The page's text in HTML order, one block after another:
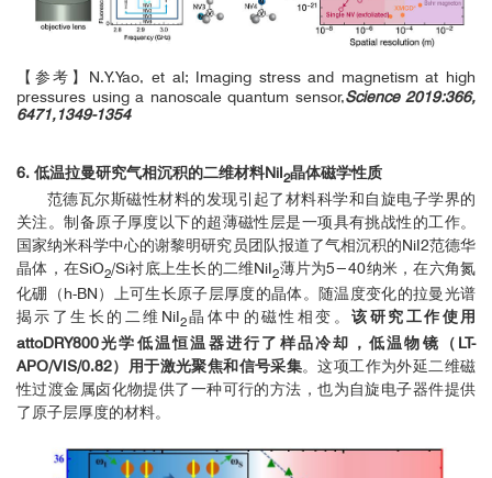
【参考】N.Y.Yao, et al; Imaging stress and magnetism at high
pressures using a nanoscale quantum sensor,Science 2019:366,
6471,1349-1354
6. 低温拉曼研究气相沉积的二维材料NiI2晶体磁学性质
范德瓦尔斯磁性材料的发现引起了材料科学和自旋电子学界的
关注。制备原子厚度以下的超薄磁性层是一项具有挑战性的工作。
国家纳米科学中心的谢黎明研究员团队报道了气相沉积的NiI2范德华
晶体，在SiO2/Si衬底上生长的二维NiI2薄片为5−40纳米，在六角氮
化硼（h-BN）上可生长原子层厚度的晶体。随温度变化的拉曼光谱
揭示了生长的二维NiI2晶体中的磁性相变。该研究工作使用
attoDRY800光学低温恒温器进行了样品冷却，低温物镜（LT-
APO/VIS/0.82）用于激光聚焦和信号采集。这项工作为外延二维磁
性过渡金属卤化物提供了一种可行的方法，也为自旋电子器件提供
了原子层厚度的材料。